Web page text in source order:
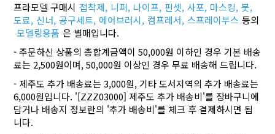
프라모델 구매시 접착제, 니퍼, 나이프, 핀셋, 사포, 마스킹, 붓,
도료, 신너, 공구세트, 에어브러시, 컴프레서, 스프레이부스 등의
모델링용품 은 별매입니다.
- 주문하신 상품의 총합계금액이 50,000원 이하인 경우 기본 배송
료는 2,500원이며, 50,000원 이상인 경우 무료 배송해 드립니다.
- 제주도 추가 배송료는 3,000원, 기타 도서지역의 추가 배송료는
6,000원입니다. '[ZZZ03000] 제주도 추가 배송비'를 장바구니에
담거나 배송지 정보란의 '추가 배송비'를 체크 후 결제하시면 됩
니다.